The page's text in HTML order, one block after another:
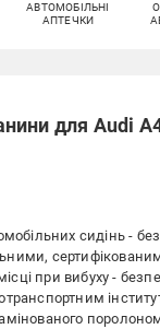
АВТОМОБІЛЬНІ
АПТЕЧКИ
для Audi
сидінь -
при вибуху -